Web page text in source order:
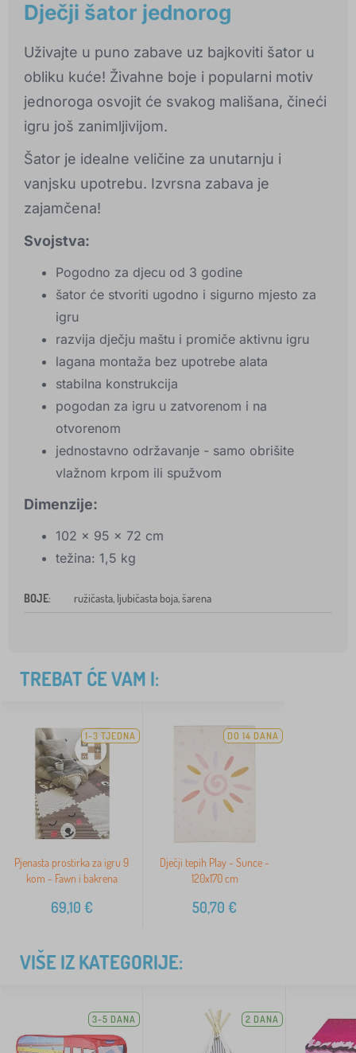
Dječji šator jednorog
Uživajte u puno zabave uz bajkoviti šator u
obliku kuće! Živahne boje i popularni motiv
jednoroga osvojit će svakog mališana, čineći
igru još zanimljivijom.
Šator je idealne veličine za unutarnju i
vanjsku upotrebu. Izvrsna zabava je
zajamčena!
Svojstva:
Pogodno za djecu od 3 godine
šator će stvoriti ugodno i sigurno mjesto za
igru
razvija dječju maštu i promiče aktivnu igru
lagana montaža bez upotrebe alata
stabilna konstrukcija
pogodan za igru u zatvorenom i na
otvorenom
jednostavno održavanje - samo obrišite
vlažnom krpom ili spužvom
Dimenzije:
102 x 95 x 72 cm
težina: 1,5 kg
BOJE: ružičasta, ljubičasta boja, šarena
TREBAT ĆE VAM I:
1-3 TJEDNA
Pjenasta prostirka za igru 9
kom - Fawn i bakrena
69,10 €
DO 14 DANA
Dječji tepih Play - Sunce -
120x170 cm
50,70 €
VIŠE IZ KATEGORIJE:
3-5 DANA 2 DANA